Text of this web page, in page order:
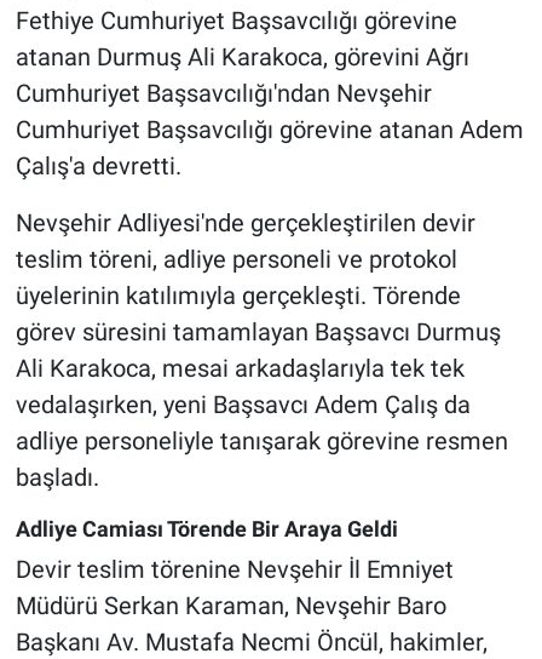
Fethiye Cumhuriyet Başsavcılığı görevine
atanan Durmuş Ali Karakoca, görevini Ağrı
Cumhuriyet Başsavcılığı'ndan Nevşehir
Cumhuriyet Başsavcılığı görevine atanan Adem
Çalış'a devretti.
Nevşehir Adliyesi'nde gerçekleştirilen devir
teslim töreni, adliye personeli ve protokol
üyelerinin katılımıyla gerçekleşti. Törende
görev süresini tamamlayan Başsavcı Durmuş
Ali Karakoca, mesai arkadaşlarıyla tek tek
vedalaşırken, yeni Başsavcı Adem Çalış da
adliye personeliyle tanışarak görevine resmen
başladı.
Adliye Camiası Törende Bir Araya Geldi
Devir teslim törenine Nevşehir İl Emniyet
Müdürü Serkan Karaman, Nevşehir Baro
Başkanı Av. Mustafa Necmi Öncül, hakimler,
Aksaray
Kırşehir
Yerel
Genel
Kültür - Sanat
Politika
Magazin
Çevre
Haberde İnsan